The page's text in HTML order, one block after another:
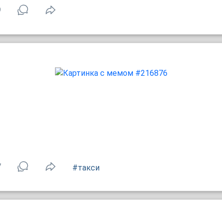
#такси